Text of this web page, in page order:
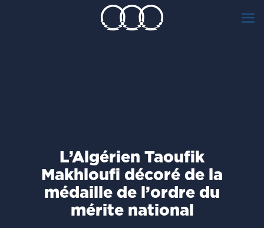
L’Algérien Taoufik
Makhloufi décoré de la
médaille de l’ordre du
mérite national